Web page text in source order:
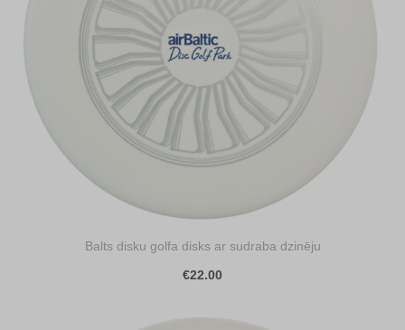
Balts disku golfa disks ar sudraba dzinēju
€22.00